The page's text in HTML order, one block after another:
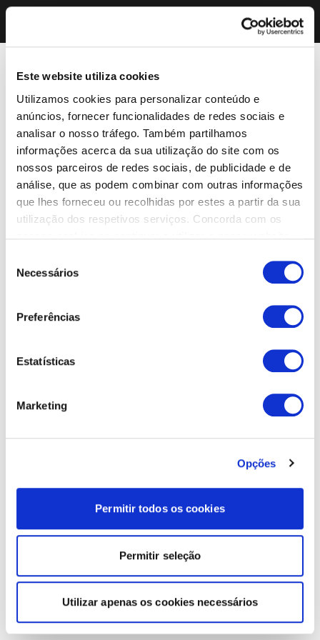
Este website utiliza cookies
Utilizamos cookies para personalizar conteúdo e
anúncios, fornecer funcionalidades de redes sociais e
analisar o nosso tráfego. Também partilhamos
informações acerca da sua utilização do site com os
nossos parceiros de redes sociais, de publicidade e de
análise, que as podem combinar com outras informações
que lhes forneceu ou recolhidas por estes a partir da sua
utilização dos respetivos serviços. Concorda com os
Necessários
Preferências
Estatísticas
Marketing
Opções
Permitir todos os cookies
Permitir seleção
Utilizar apenas os cookies necessários